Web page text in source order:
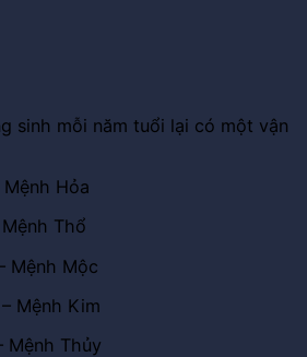
sinh mỗi năm tuổi lại có một vận
Hỏa
Thổ
Mệnh Mộc
Mệnh Kim
Mệnh Thủy